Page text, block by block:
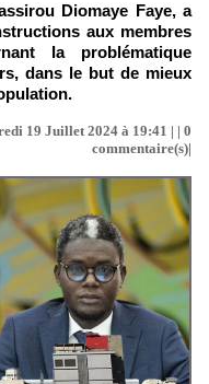
Diomaye Faye, a
aux membres
la problématique
dans le but de mieux
19 Juillet 2024 à 19:41 | | 0
commentaire(s)|